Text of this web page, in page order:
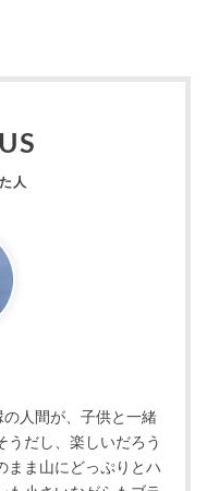
人間が、子供と一緒
うだし、楽しいだろう
まま山にどっぷりとハ